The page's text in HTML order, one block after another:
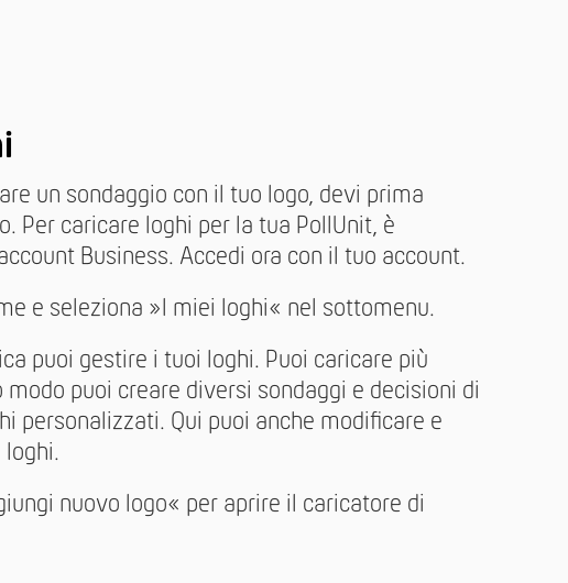
un sondaggio con il tuo logo, devi prima
Per caricare loghi per la tua PollUnit, è
Business. Accedi ora con il tuo account.
e seleziona »I miei loghi« nel sottomenu.
puoi gestire i tuoi loghi. Puoi caricare più
modo puoi creare diversi sondaggi e decisioni di
personalizzati. Qui puoi anche modificare e
nuovo logo« per aprire il caricatore di